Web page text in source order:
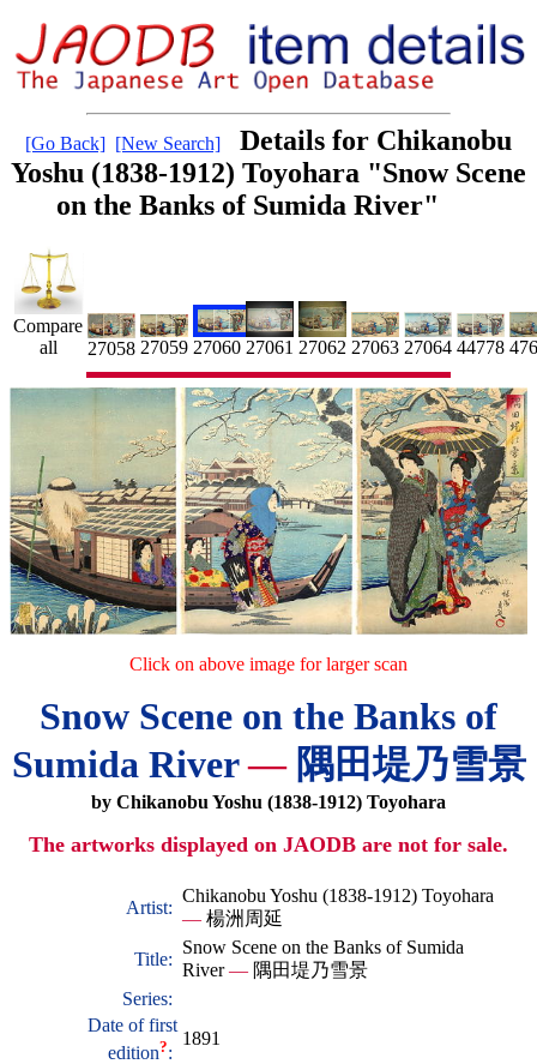
[Go Back] [New Search]
Details for Chikanobu
Yoshu (1838-1912) Toyohara "Snow Scene
on the Banks of Sumida River"
Compare
all
27058 27059 27060 27061 27062 27063 27064 44778
Click on above image for larger scan
Snow Scene on the Banks of
Sumida River—隅田堤乃雪景
by Chikanobu Yoshu (1838-1912) Toyohara
The artworks displayed on JAODB are not for sale.
Artist:
Chikanobu Yoshu (1838-1912) Toyohara
— 楊洲周延
Title:
Snow Scene on the Banks of Sumida
River— 隅田堤乃雪景
Series:
Date of first
edition?:
1891